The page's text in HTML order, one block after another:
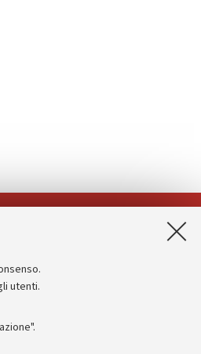
utenti.
sito e accessibilità
legali